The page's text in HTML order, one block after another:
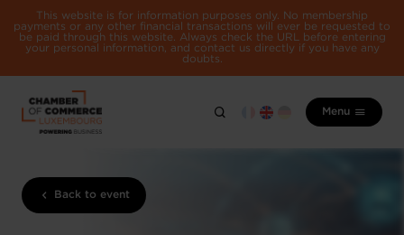
This website is for information purposes only. No membership
payments or any other financial transactions will ever be requested to
be paid through this website. Always check the URL before entering
your personal information, and contact us directly if you have any
doubts.
Menu
Back to event